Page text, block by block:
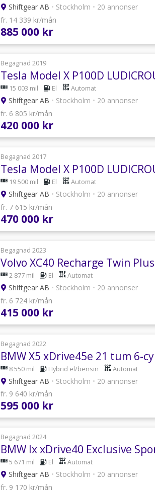
Shiftgear AB • Stockholm • 20 annonser
fr. 14 339 kr/mån
885 000 kr
Begagnad 2019
Tesla Model X P100D
15 003 mil El Automat
Shiftgear AB • Stockholm • 20 annonser
fr. 6 805 kr/mån
420 000 kr
Begagnad 2017
Tesla Model X P100D
19 500 mil El Automat
Shiftgear AB • Stockholm • 20 annonser
fr. 7 615 kr/mån
470 000 kr
Begagnad 2023
Volvo XC40 Recharge Twin
2 877 mil El Automat
Shiftgear AB • Stockholm • 20 annonser
fr. 6 724 kr/mån
415 000 kr
Begagnad 2022
BMW X5 xDrive45e 21 tum 6-
8 550 mil Hybrid el/bensin Automat
Shiftgear AB • Stockholm • 20 annonser
fr. 9 640 kr/mån
595 000 kr
Begagnad 2024
BMW Ix xDrive40 Exclusive
5 671 mil El Automat
Shiftgear AB • Stockholm • 20 annonser
fr. 9 170 kr/mån